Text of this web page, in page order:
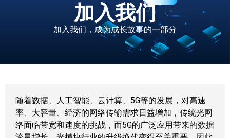
加入我们
加入我们，成为成长故事的一部分
随着数据、人工智能、云计算、5G等的发展，对高速
率、大容量、经济的网络传输需求日益增加，传统光网
络面临带宽和速度的挑战，而5G的广泛应用带来的数据